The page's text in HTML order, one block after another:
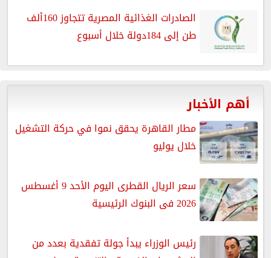
الصادرات الغذائية المصرية تتجاوز 160ألف
طن إلى 184دولة خلال أسبوع
أهم الأخبار
مطار القاهرة يحقق نموا في حركة التشغيل
خلال يوليو
سعر الريال القطرى اليوم الأحد 9 أغسطس
2026 فى البنوك الرئيسية
رئيس الوزراء يبدأ جولة تفقدية بعدد من